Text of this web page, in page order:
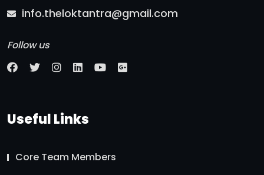
info.theloktantra@gmail.com
Follow us
Useful Links
Core Team Members